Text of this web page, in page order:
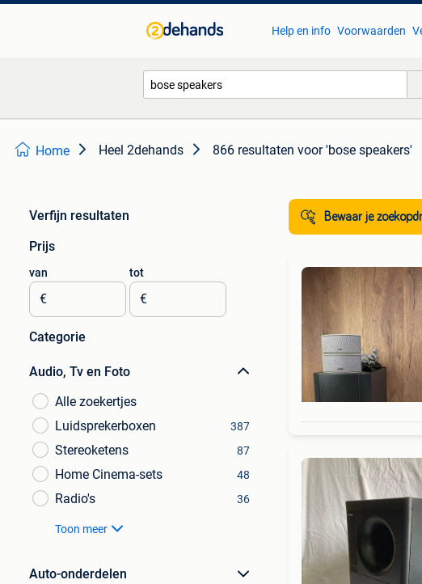
Help en info Voorwaarden
Home Heel 2dehands 866 resultaten voor 'bose speakers'
Verfijn resultaten
Prijs
van
€
tot
€
Categorie
Audio, Tv en Foto
Alle zoekertjes
Luidsprekerboxen
387
Stereoketens 87
Home Cinema-sets 48
Radio's 36
Toon meer
Auto-onderdelen
Bewaar je